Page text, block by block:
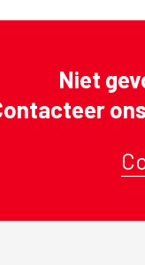
Niet